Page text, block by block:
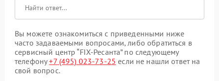
Вы можете ознакомиться с приведенными ниже
часто задаваемыми вопросами, либо обратиться в
сервисный центр “FIX-Ресанта” по следующему
телефону+7 (495) 023-73-25 если не нашли ответ на
свой вопрос.